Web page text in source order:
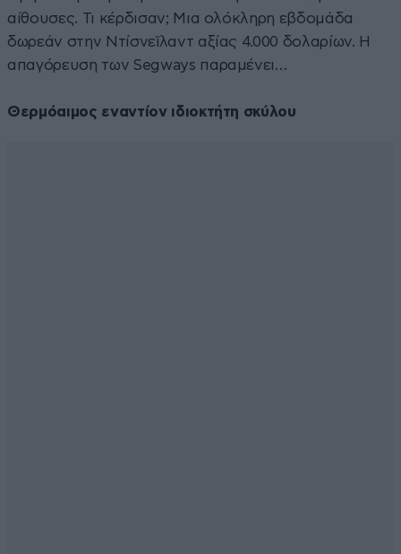
αίθουσες. Τι κέρδισαν; Μια ολόκληρη εβδομάδα
δωρεάν στην Ντίσνεϊλαντ αξίας 4.000 δολαρίων. Η
απαγόρευση των Segways παραμένει…
Θερμόαιμος εναντίον ιδιοκτήτη σκύλου